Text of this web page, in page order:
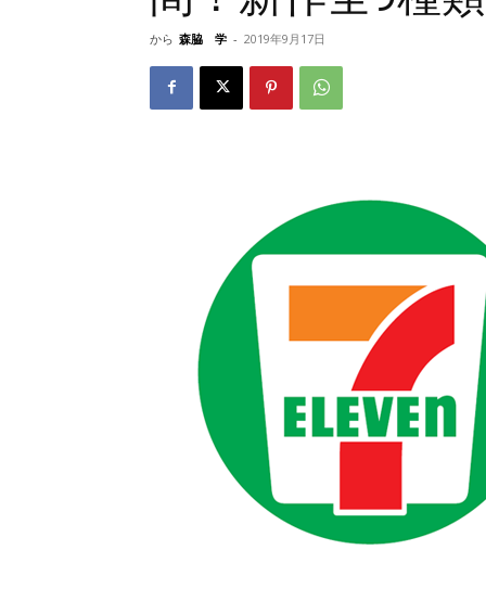
から 森脇 学 - 2019年9月17日